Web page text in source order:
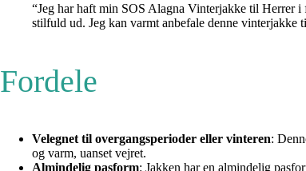
“Jeg har haft min SOS Alagna Vinterjakke til Herrer
stilfuld ud. Jeg kan varmt anbefale denne vinterjakke
Fordele
Velegnet til overgangsperioder eller vinteren:
og varm, uanset vejret.
Almindelig pasform: Jakken har en almindelig